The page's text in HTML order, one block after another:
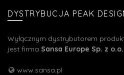
DYSTRYBUCJA PEAK
Wyłącznym dystrybutorem
jest firma Sansa Europe Sp. z o.o.
www.sansa.pl